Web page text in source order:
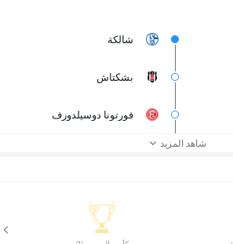
شالكة
بشكتاش
فورتونا دوسيلدورف
شاهد المزيد